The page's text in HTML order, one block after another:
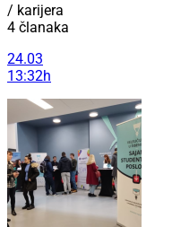
/ karijera
4 članaka
24.03
13:32h